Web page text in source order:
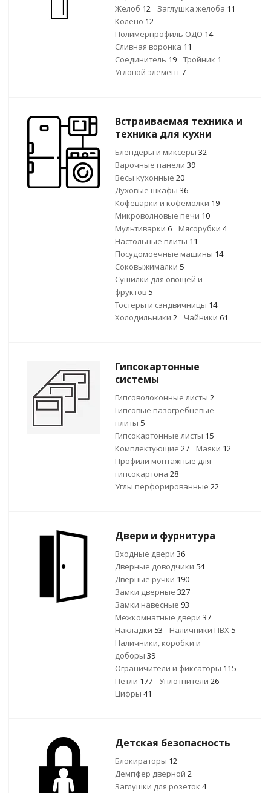
Желоб 12 Заглушка желоба 11
Колено 12
Полимерпрофиль ОДО 14
Сливная воронка 11
Соединитель 19 Тройник 1
Угловой элемент7
Встраиваемая техника и
техника для кухни
Блендеры и миксеры 32
Варочные панели 39
Весы кухонные 20
Духовые шкафы 36
Кофеварки и кофемолки 19
Микроволновые печи 10
Мультиварки 6 Мясорубки 4
Настольные плиты 11
Посудомоечные машины 14
Соковыжималки 5
Сушилки для овощей и
фруктов 5
Тостеры и сэндвичницы 14
Холодильники 2 Чайники 61
Гипсокартонные
системы
Гипсоволоконные листы 2
Гипсовые пазогребневые
плиты 5
Гипсокартонные листы 15
Комплектующие 27 Маяки 12
Профили монтажные для
гипсокартона 28
Углы перфорированные 22
Двери и фурнитура
Входные двери 36
Дверные доводчики 54
Дверные ручки 190
Замки дверные 327
Замки навесные 93
Межкомнатные двери 37
Накладки 53 Наличники ПВХ 5
Наличники, коробки и
доборы 39
Ограничители и фиксаторы 115
Петли 177 Уплотнители 26
Цифры 41
Детская безопасность
Блокираторы 12
Демпфер дверной 2
Заглушки для розеток 4